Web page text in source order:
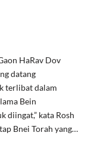
HaRav Dov
datang
terlibat dalam
Bein
diingat,” kata Rosh
Bnei Torah yang…